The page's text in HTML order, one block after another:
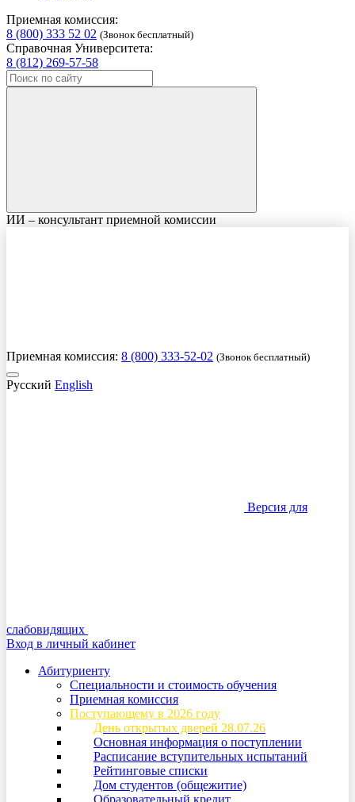
Приемная комиссия:
8 (800) 333 52 02 (Звонок бесплатный)
Справочная Университета:
8 (812) 269-57-58
ИИ – консультант приемной комиссии
Приемная комиссия: 8 (800) 333-52-02 (Звонок бесплатный)
Русский English
Версия для
слабовидящих
Вход в личный кабинет
Абитуриенту
Специальности и стоимость обучения
Приемная комиссия
Поступающему в 2026 году
День открытых дверей 28.07.26
Основная информация о поступлении
Расписание вступительных испытаний
Рейтинговые списки
Дом студентов (общежитие)
Образовательный кредит